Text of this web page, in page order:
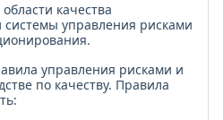
качества
управления рисками
управления рисками и
по качеству. Правила